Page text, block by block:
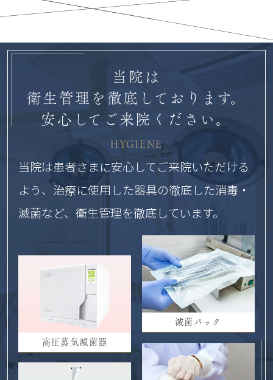
当院は
衛生管理を徹底しております。
安心してご来院ください。
HYGIENE
当院は患者さまに安心してご来院いただける
よう、 治療に使用した器具の徹底した消毒・
滅菌など、衛生管理を徹底しています。
高圧蒸気滅菌器
滅菌パック